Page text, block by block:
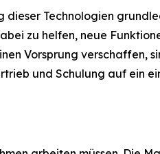
Technologien
zu helfen, neue
Vorsprung verschaffen,
und Schulung auf ein